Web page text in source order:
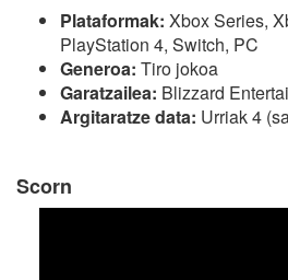
Plataformak: Xbox Series,
PlayStation 4, Switch, PC
Generoa: Tiro jokoa
Garatzailea: Blizzard
Argitaratze data: Urriak 4
Scorn